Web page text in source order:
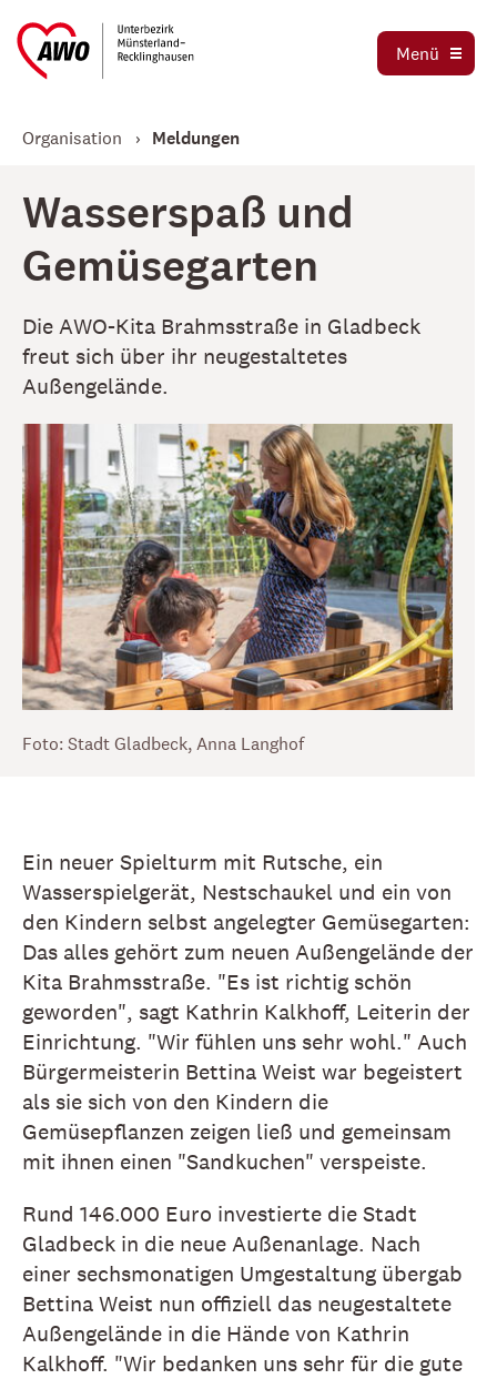
Menü
Organigramm
Betriebsrat
Schwerbehindertenvertretung
Tochtergesellschaften
Kooperationen und Kooperationspartner
Ausbildung und Praktika
Jetzt spenden
Organisation Meldungen
Wasserspaß und
Gemüsegarten
Die AWO-Kita Brahmsstraße in Gladbeck
freut sich über ihr neugestaltetes
Außengelände.
Foto: Stadt Gladbeck, Anna Langhof
Ein neuer Spielturm mit Rutsche, ein
Wasserspielgerät, Nestschaukel und ein von
den Kindern selbst angelegter Gemüsegarten:
Das alles gehört zum neuen Außengelände der
Kita Brahmsstraße. "Es ist richtig schön
geworden", sagt Kathrin Kalkhoff, Leiterin der
Einrichtung. "Wir fühlen uns sehr wohl." Auch
Bürgermeisterin Bettina Weist war begeistert
als sie sich von den Kindern die
Gemüsepflanzen zeigen ließ und gemeinsam
mit ihnen einen "Sandkuchen" verspeiste.
Rund 146.000 Euro investierte die Stadt
Gladbeck in die neue Außenanlage. Nach
einer sechsmonatigen Umgestaltung übergab
Bettina Weist nun offiziell das neugestaltete
Außengelände in die Hände von Kathrin
Kalkhoff. "Wir bedanken uns sehr für die gute